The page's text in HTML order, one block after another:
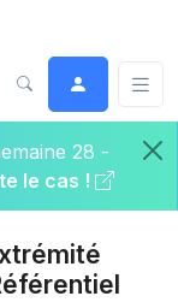
28 -
le cas !